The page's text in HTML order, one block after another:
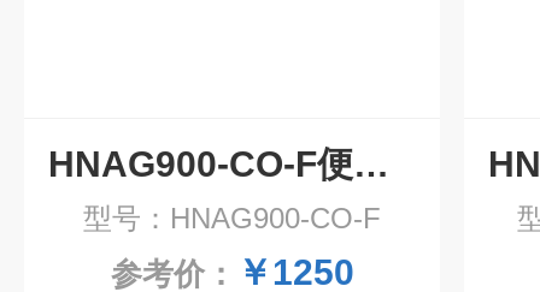
HNAG900-CO-F便携式一氧化碳气体检测仪
型号：HNAG900-CO-F
参考价： ￥1250